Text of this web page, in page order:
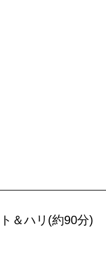
＆ハリ(約90分)